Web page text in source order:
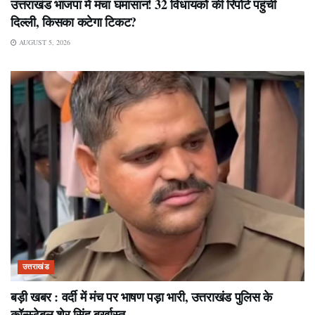
उत्तराखंड भाजपा में मचा घमासान! 32 विधायकों की रिपोर्ट पहुंची
दिल्ली, किसका कटेगा टिकट?
AUGUST 5, 2026
उत्तराखंड
बड़ी खबर : वर्दी में मंच पर भाषण पड़ा भारी, उत्तराखंड पुलिस के